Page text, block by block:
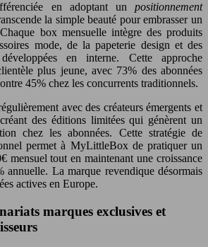
en adoptant un positionnement
la simple beauté pour embrasser un
box mensuelle intègre des produits
mode, de la papeterie design et des
en interne. Cette approche
plus jeune, avec 73% des abonnées
45% chez les concurrents traditionnels.
avec des créateurs émergents et
des éditions limitées qui génèrent un
chez les abonnées. Cette stratégie de
permet à MyLittleBox de pratiquer un
mensuel tout en maintenant une croissance
annuelle. La marque revendique désormais
actives en Europe.
marques exclusives et